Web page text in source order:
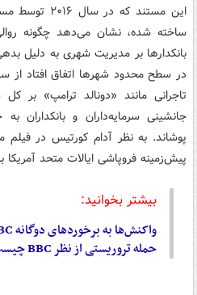
این مستند
بانکدارها بر مدیریت شهری به دلیل
تاجرانی مانند «دونالد ترامپ» بر
جانشینی سرمایه‌داران و بانکداران
پوشاند. به نظر آدام کورتیس در فیلم
پیش‌زمینه فروپاشی ایالات متحد
بیشتر بخوانید:
واکنش‌ها به برخوردهای دوگانه BBC در حوادث تروریستی
حمله تروریستی از نظر BBC چیست؟